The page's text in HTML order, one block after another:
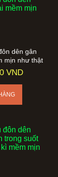
dên gân
mịn như thật
VND